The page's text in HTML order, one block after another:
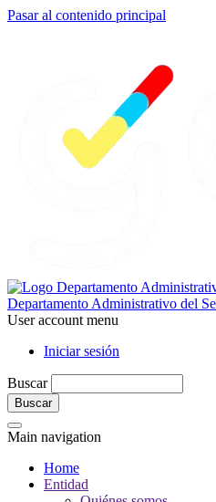
Pasar al contenido principal
Departamento Administrativo del
User account menu
Iniciar sesión
Buscar
Main navigation
Home
Entidad